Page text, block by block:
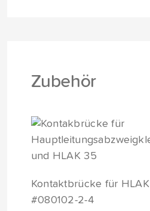
Zubehör
Kontaktbrücke für
#080102-2-4